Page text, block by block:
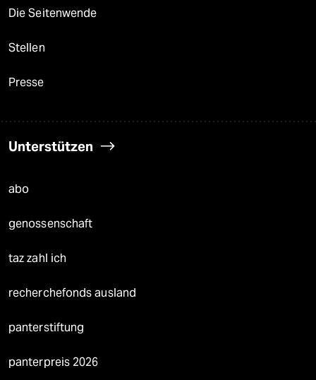
Die Seitenwende
Stellen
Presse
Unterstützen
abo
genossenschaft
taz zahl ich
recherchefonds ausland
panterstiftung
panterpreis 2026